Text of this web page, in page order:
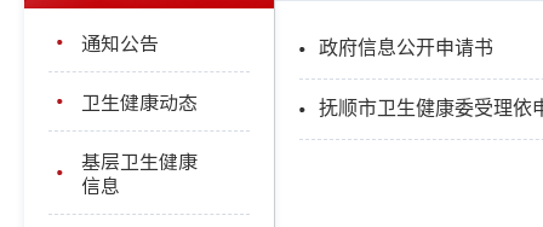
通知公告
卫生健康动态
基层卫生健康
信息
政府信息公开申请书
抚顺市卫生健康委受理依